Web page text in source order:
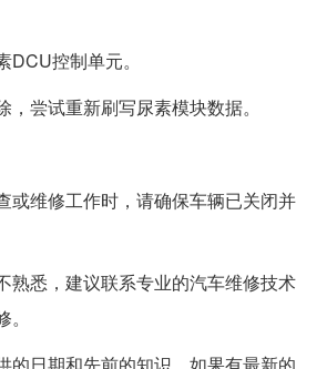
控制单元。
尝试重新刷写尿素模块数据。
或维修工作时，请确保车辆已关闭并
熟悉，建议联系专业的汽车维修技术